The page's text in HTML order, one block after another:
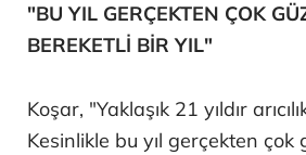
"BU YIL GERÇEKTEN ÇOK
BEREKETLİ BİR YIL"
Koşar, "Yaklaşık 21 yıldır
Kesinlikle bu yıl gerçekten çok